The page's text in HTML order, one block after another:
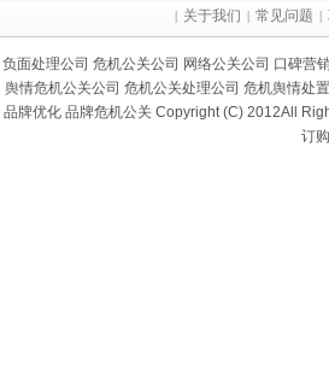
负面处理公司 危机公关公司 网络公关公司 口碑营
舆情危机公关公司 危机公关处理公司 危机舆情处置
品牌优化 品牌危机公关 Copyright (C) 2012All
订
| 关于我们 | 常见问题 |